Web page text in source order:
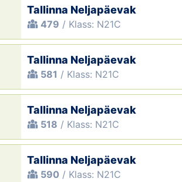
Tallinna Neljapäevak
479 / Klass: N21C
Tallinna Neljapäevak
581 / Klass: N21C
Tallinna Neljapäevak
518 / Klass: N21C
Tallinna Neljapäevak
590 / Klass: N21C